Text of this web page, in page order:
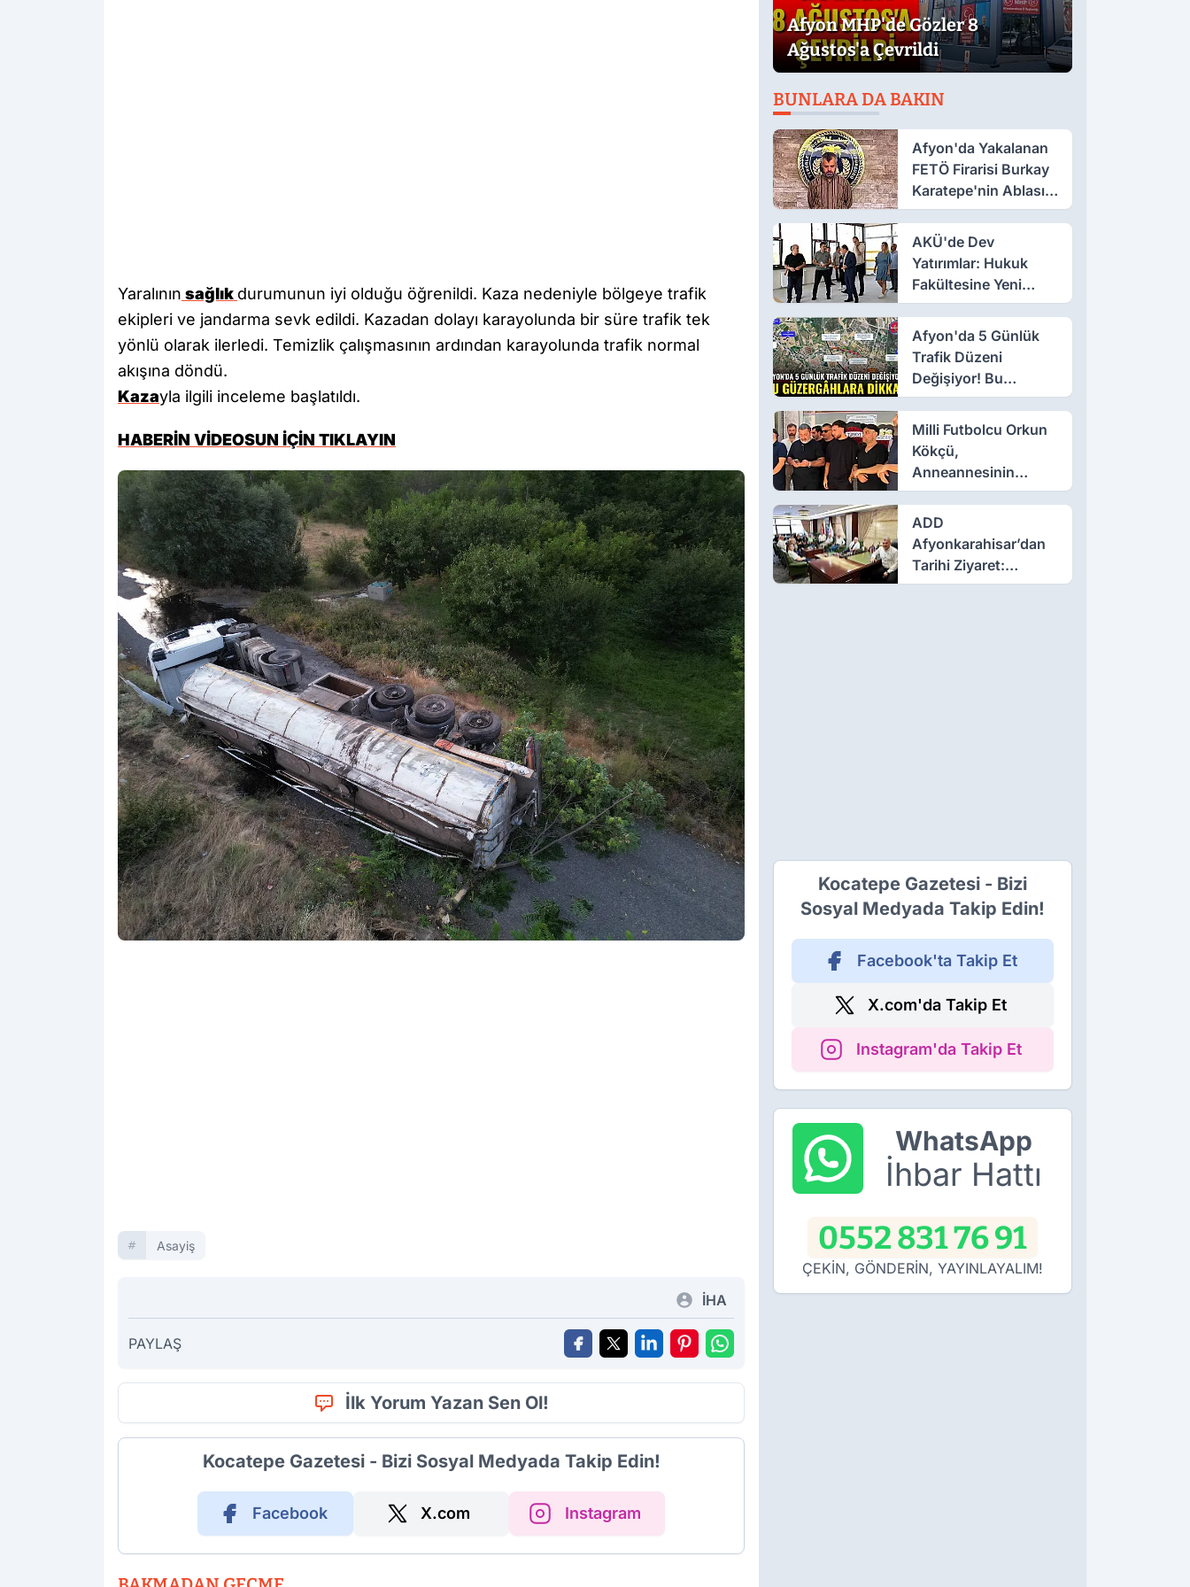
Yaralının sağlık durumunun iyi olduğu öğrenildi. Kaza nedeniyle bölgeye trafik
ekipleri ve jandarma sevk edildi. Kazadan dolayı karayolunda bir süre trafik tek
yönlü olarak ilerledi. Temizlik çalışmasının ardından karayolunda trafik normal
akışına döndü.
Kazayla ilgili inceleme başlatıldı.
HABERİN VİDEOSUN İÇİN TIKLAYIN
Asayiş
İHA
PAYLAŞ
İlk Yorum Yazan Sen Ol!
Kocatepe Gazetesi - Bizi Sosyal Medyada Takip Edin!
Facebook X.com Instagram
Afyon MHP'de Gözler 8
Ağustos'a Çevrildi
BUNLARA DA BAKIN
Afyon'da Yakalanan
FETÖ Firarisi Burkay
Karatepe'nin Ablası
Gözaltına Alındı
AKÜ'de Dev
Yatırımlar: Hukuk
Fakültesine Yeni
Bina, Milli Teknoloji
Atölyesi Yenileniyor
Afyon'da 5 Günlük
Trafik Düzeni
Değişiyor! Bu
Güzergâhlara Dikkat
Milli Futbolcu Orkun
Kökçü,
Anneannesinin
Cenaze Namazına
Katıldı
ADD
Afyonkarahisar’dan
Tarihi Ziyaret:
Giresunlu
Kocatepe Gazetesi - Bizi
Sosyal Medyada Takip Edin!
Facebook'ta Takip Et
X.com'da Takip Et
Instagram'da Takip Et
WhatsApp
İhbar Hattı
0552 831 76 91
ÇEKİN, GÖNDERİN, YAYINLAYALIM!